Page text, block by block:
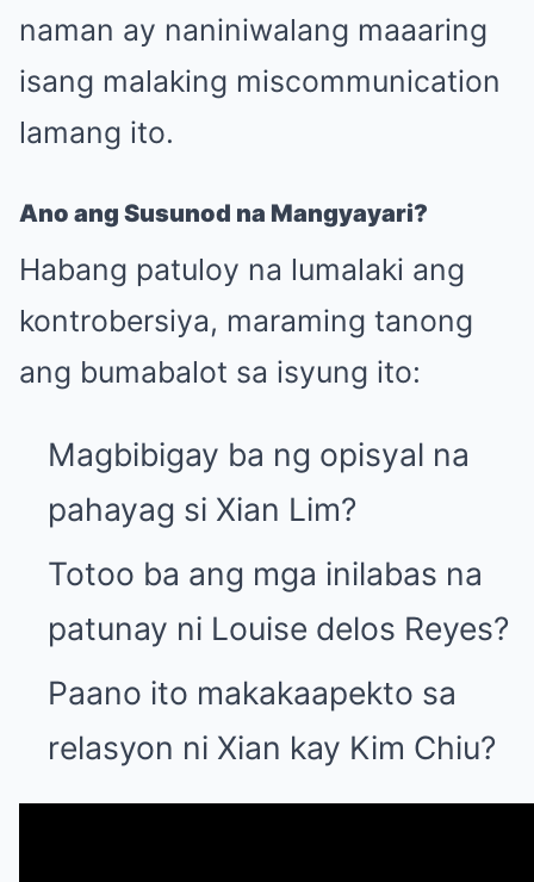
naman ay naniniwalang maaaring
isang malaking miscommunication
lamang ito.
Ano ang Susunod na Mangyayari?
Habang patuloy na lumalaki ang
kontrobersiya, maraming tanong
ang bumabalot sa isyung ito:
Magbibigay ba ng opisyal na
pahayag si Xian Lim?
Totoo ba ang mga inilabas na
patunay ni Louise delos Reyes?
Paano ito makakaapekto sa
relasyon ni Xian kay Kim Chiu?